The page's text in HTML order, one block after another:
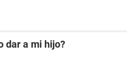
dar a mi hijo?